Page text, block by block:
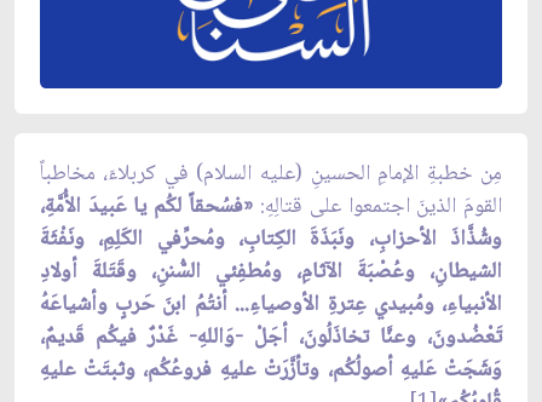
مِن خطبةِ الإمامِ الحسينِ (عليه السلام) في كربلاءَ، مخاطباً
القومَ الذينَ اجتمعوا على قتالِهِ: «فسُحقاً لكُم يا عَبيدَ الأُمَّةِ،
وشُذَّاذَ الأحزابِ، ونَبَذَةَ الكِتابِ، ومُحرِّفي الكَلِمِ، ونَفْثَةَ
الشيطانِ، وعُصْبَةَ الآثامِ، ومُطفِئي السُّننِ، وقَتَلةَ أولادِ
الأنبياءِ، ومُبيدي عِترةِ الأوصياءِ... أنتُمُ ابنَ حَربٍ وأشياعَهُ
تَعْضُدونَ، وعنَّا تخاذَلُونَ، أجَلْ -وَاللهِ- غَدْرٌ فيكُم قَديمٌ،
وَشَجَتْ عَليهِ أصولُكُم، وتأزَّرَتْ عليهِ فروعُكُم، وثبتَتْ عليهِ